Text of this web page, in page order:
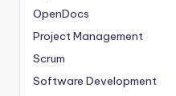
OpenDocs
Project Management
Scrum
Software Development